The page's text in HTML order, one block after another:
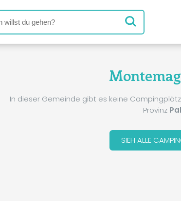
In dieser Gemeinde gibt es keine
Provinz
SIEH ALLE